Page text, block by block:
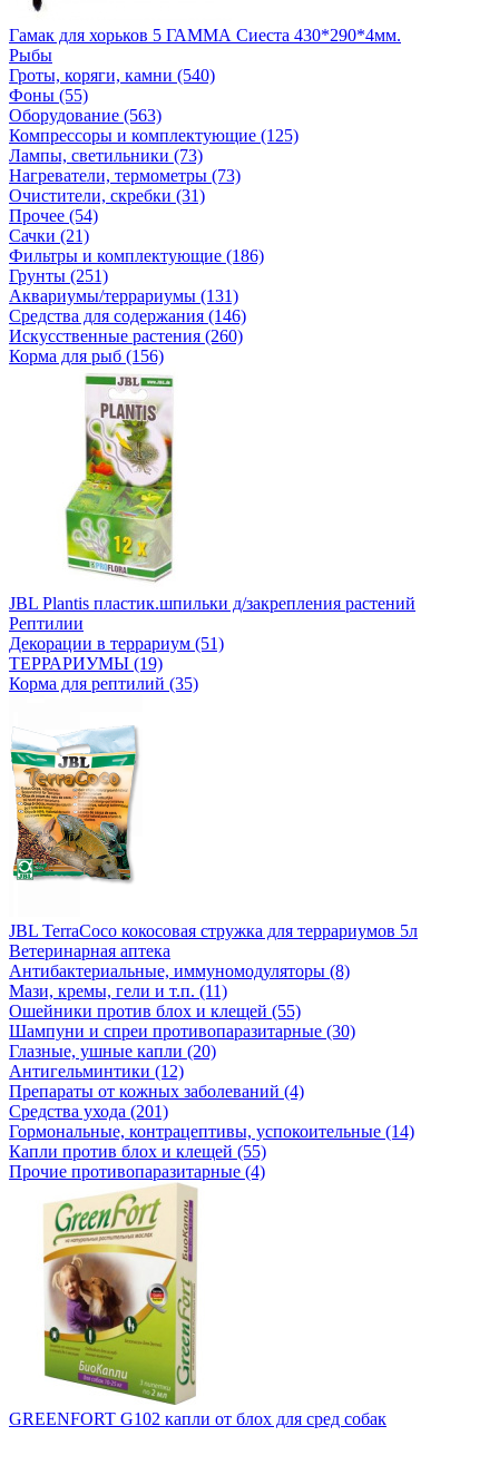
Гамак для хорьков 5 ГАММА Сиеста 430*290*4мм.
Рыбы
Гроты, коряги, камни (540)
Фоны (55)
Оборудование (563)
Компрессоры и комплектующие (125)
Лампы, светильники (73)
Нагреватели, термометры (73)
Очистители, скребки (31)
Прочее (54)
Сачки (21)
Фильтры и комплектующие (186)
Грунты (251)
Аквариумы/террариумы (131)
Средства для содержания (146)
Искусственные растения (260)
Корма для рыб (156)
JBL Plantis пластик.шпильки д/закрепления растений
Рептилии
Декорации в террариум (51)
ТЕРРАРИУМЫ (19)
Корма для рептилий (35)
JBL TerraCoco кокосовая стружка для террариумов 5л
Ветеринарная аптека
Антибактериальные, иммуномодуляторы (8)
Мази, кремы, гели и т.п. (11)
Ошейники против блох и клещей (55)
Шампуни и спреи противопаразитарные (30)
Глазные, ушные капли (20)
Антигельминтики (12)
Препараты от кожных заболеваний (4)
Средства ухода (201)
Гормональные, контрацептивы, успокоительные (14)
Капли против блох и клещей (55)
Прочие противопаразитарные (4)
GREENFORT G102 капли от блох для сред собак